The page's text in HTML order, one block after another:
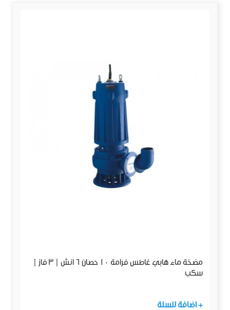
مضخة ماء هابي غاطس فرامة 10 حصان 6 انش | 3 فاز |
سكب
+ اضافة للسلة